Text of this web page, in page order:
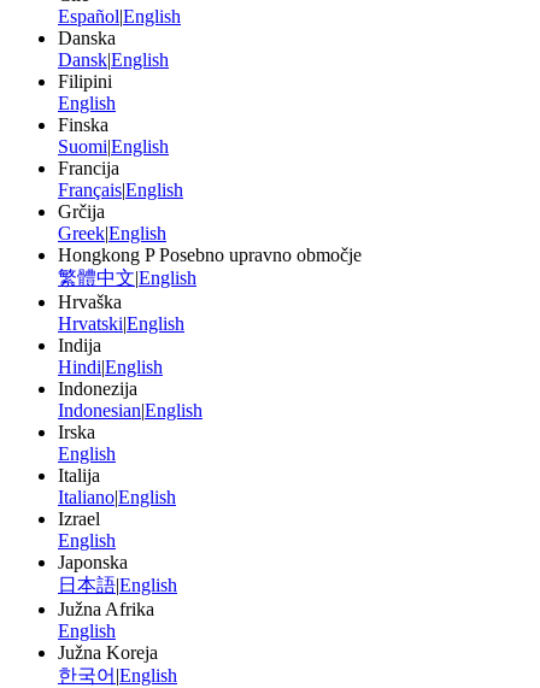
Español|English
Danska
Dansk|English
Filipini
English
Finska
Suomi|English
Francija
Français|English
Grčija
Greek|English
Hongkong P Posebno upravno območje
繁體中文|English
Hrvaška
Hrvatski|English
Indija
Hindi|English
Indonezija
Indonesian|English
Irska
English
Italija
Italiano|English
Izrael
English
Japonska
日本語|English
Južna Afrika
English
Južna Koreja
한국어 |English